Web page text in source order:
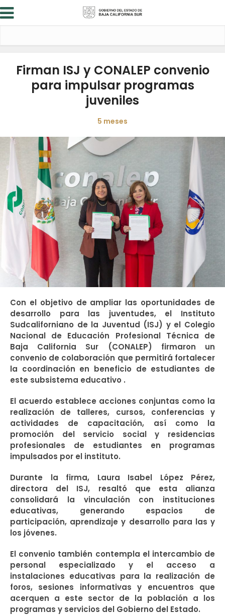
Firman ISJ y CONALEP convenio
para impulsar programas
juveniles
5 meses
Con el objetivo de ampliar las oportunidades de
desarrollo para las juventudes, el Instituto
Sudcaliforniano de la Juventud (ISJ) y el Colegio
Nacional de Educación Profesional Técnica de
Baja California Sur (CONALEP) firmaron un
convenio de colaboración que permitirá fortalecer
la coordinación en beneficio de estudiantes de
este subsistema educativo .
El acuerdo establece acciones conjuntas como la
realización de talleres, cursos, conferencias y
actividades de capacitación, así como la
promoción del servicio social y residencias
profesionales de estudiantes en programas
impulsados por el instituto.
Durante la firma, Laura Isabel López Pérez,
directora del ISJ, resaltó que esta alianza
consolidará la vinculación con instituciones
educativas, generando espacios de
participación, aprendizaje y desarrollo para las y
los jóvenes.
El convenio también contempla el intercambio de
personal especializado y el acceso a
instalaciones educativas para la realización de
foros, sesiones informativas y encuentros que
acerquen a este sector de la población a los
programas y servicios del Gobierno del Estado.